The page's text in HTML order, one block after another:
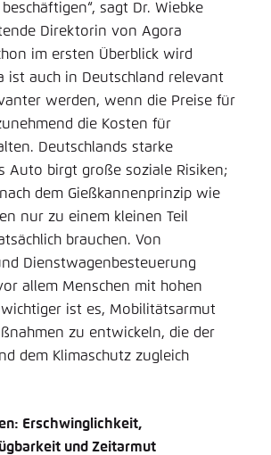
sagt Dr. Wiebke
Direktorin von Agora
im ersten Überblick wird
ist auch in Deutschland relevant
werden, wenn die Preise für
die Kosten für
Deutschlands starke
Auto birgt große soziale Risiken;
dem Gießkannenprinzip wie
nur zu einem kleinen Teil
brauchen. Von
Dienstwagenbesteuerung
allem Menschen mit hohen
ist es, Mobilitätsarmut
zu entwickeln, die der
dem Klimaschutz zugleich
Erschwinglichkeit,
und Zeitarmut